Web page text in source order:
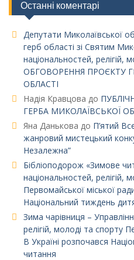
Останні коментарі
Депутати Миколаївської
герб області зі Святим
національностей, релігій,
ОБГОВОРЕННЯ ПРОЄКТУ
ОБЛАСТІ
Надія Кравцова до
ГЕРБА МИКОЛАЇВСЬКОЇ
Яна Данькова до П’ятий
жанровий мистецький
Незалежна”
Бібліоподорож «Зимове
національностей, релігій,
Первомайської міської
Національний тиждень
Зима чарівниця –
релігій, молоді та спорту
В Україні розпочався
читання